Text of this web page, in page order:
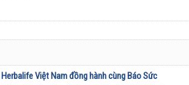
Herbalife Việt Nam đồng hành cùng Báo Sức